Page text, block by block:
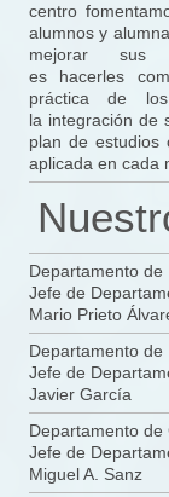
centro
alumnos y
mejorar sus
es hacerles
práctica de
la integración de
plan de estudios
aplicada en cada
Departamento
Jefe de
Mario Prieto
Departamento de
Jefe de
Javier García
Departamento
Jefe de
Miguel A. Sanz